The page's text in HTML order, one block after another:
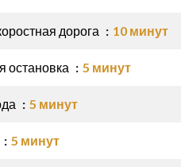
дорога 10 минут
остановка 5 минут
5 минут
5 минут